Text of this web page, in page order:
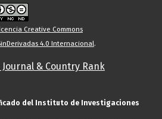
Creative Commons
4.0 Internacional.
del Instituto de Investigaciones